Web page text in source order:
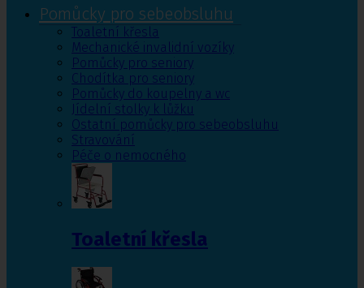
Pomůcky pro sebeobsluhu
Toaletní křesla
Mechanické invalidní vozíky
Pomůcky pro seniory
Chodítka pro seniory
Pomůcky do koupelny a wc
Jídelní stolky k lůžku
Ostatní pomůcky pro sebeobsluhu
Stravování
Péče o nemocného
Toaletní křesla